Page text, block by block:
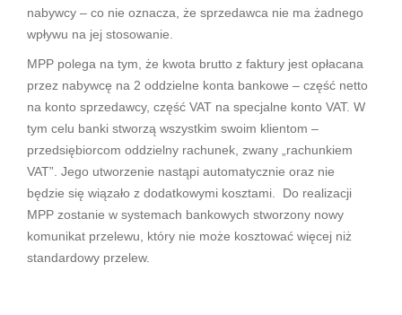
nabywcy – co nie oznacza, że sprzedawca nie ma żadnego
wpływu na jej stosowanie.
MPP polega na tym, że kwota brutto z faktury jest opłacana
przez nabywcę na 2 oddzielne konta bankowe – część netto
na konto sprzedawcy, część VAT na specjalne konto VAT. W
tym celu banki stworzą wszystkim swoim klientom –
przedsiębiorcom oddzielny rachunek, zwany „rachunkiem
VAT”. Jego utworzenie nastąpi automatycznie oraz nie
będzie się wiązało z dodatkowymi kosztami. Do realizacji
MPP zostanie w systemach bankowych stworzony nowy
komunikat przelewu, który nie może kosztować więcej niż
standardowy przelew.